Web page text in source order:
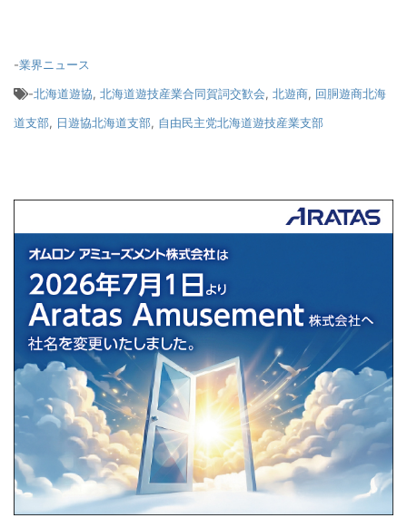
-業界ニュース
-北海道遊協, 北海道遊技産業合同賀詞交歓会, 北遊商, 回胴遊商北海
道支部, 日遊協北海道支部, 自由民主党北海道遊技産業支部